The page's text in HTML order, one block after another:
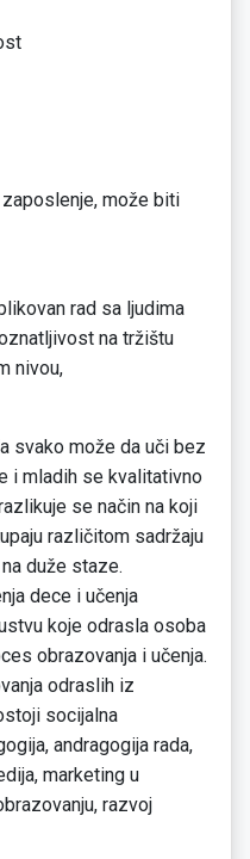
može biti
rad sa ljudima
na tržištu
nivou,
svako može da uči bez
i mladih se kvalitativno
se način na koji
različitom sadržaju
duže staze.
dece i učenja
koje odrasla osoba
obrazovanja i učenja.
odraslih iz
socijalna
andragogija rada,
marketing u
razvoj